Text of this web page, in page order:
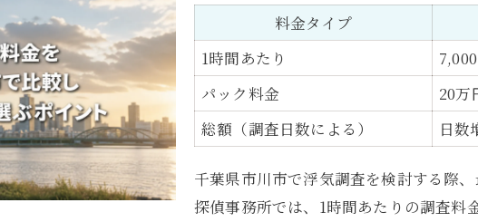
追加料金が発生しやすいケース
依頼内容ごとの費用差に注目
無駄なく依頼先を選ぶ見積もりのコツ
浮気調査の見積もり比較ポイント早見表
見積もり時に必ず確認すべき項目とは
追加費用の有無を見抜くチェック法
納得できる料金プランの選び方
料金タイプ
1時間あたり
パック料金
20万
総額（調査日数による）
日数
千葉県市川市で浮気調査を検討する際
探偵事務所では、1時間あたりの調査料